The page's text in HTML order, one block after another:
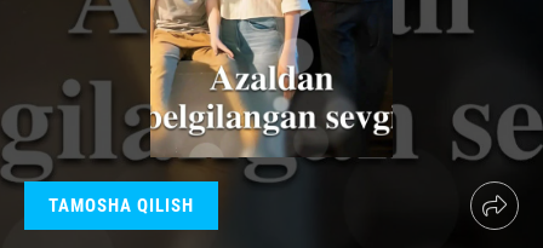
TAMOSHA QILISH